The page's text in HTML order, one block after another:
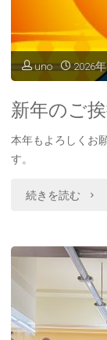
れ
の
会
10
日"
uno 2026
新年のご
本年もよろしくお
す。
続きを読む "新
の
ご